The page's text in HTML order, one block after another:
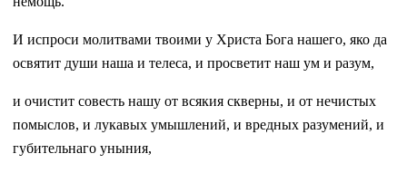
И испроси молитвами твоими у Христа Бога нашего, яко да
освятит души наша и телеса, и просветит наш ум и разум,
и очистит совесть нашу от всякия скверны, и от нечистых
помыслов, и лукавых умышлений, и вредных разумений, и
губительнаго уныния,